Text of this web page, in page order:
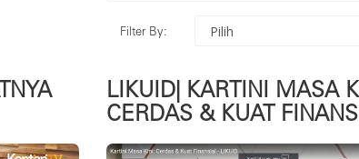
Filter By:
LIKUID| KARTINI MASA
CERDAS & KUAT